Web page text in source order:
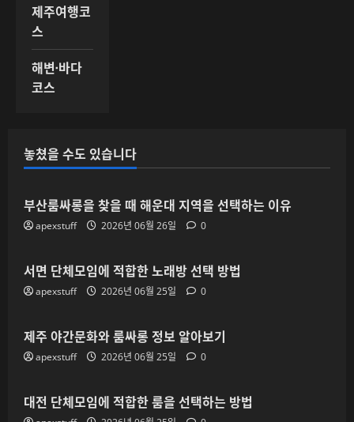
제주여행코
스
해변·바다
코스
놓쳤을 수도 있습니다
부산룸싸롱을 찾을 때 해운대 지역을 선택하는 이유
apexstuff 2026년 06월 26일 0
서면 단체모임에 적합한 노래방 선택 방법
apexstuff 2026년 06월 25일 0
제주 야간문화와 룸싸롱 정보 알아보기
apexstuff 2026년 06월 25일 0
대전 단체모임에 적합한 룸을 선택하는 방법